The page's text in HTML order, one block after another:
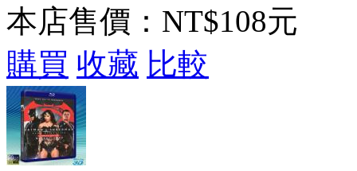
本店售價： NT$108元
購買 收藏 比較